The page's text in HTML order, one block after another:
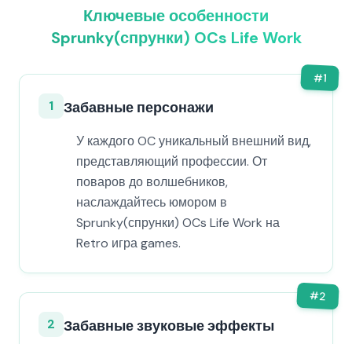
Ключевые особенности
Sprunky(спрунки) OCs Life Work
#1
1 Забавные персонажи
У каждого OC уникальный внешний вид,
представляющий профессии. От
поваров до волшебников,
наслаждайтесь юмором в
Sprunky(спрунки) OCs Life Work на
Retro игра games.
#2
2 Забавные звуковые эффекты